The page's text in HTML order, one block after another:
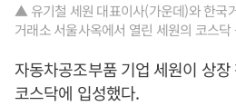
▲ 유기철 세원 대표이사(가운데)와 한국
거래소 서울사옥에서 열린 세원의 코스
자동차공조부품 기업 세원이 상
코스닥에 입성했다.